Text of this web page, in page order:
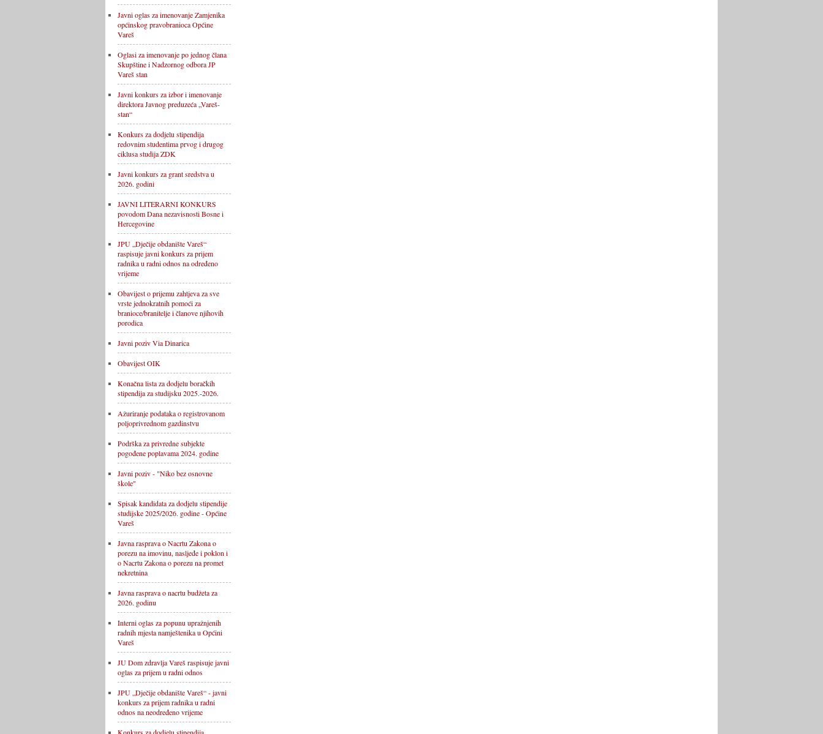
Javni oglas za imenovanje Zamjenika
općinskog pravobranioca Općine
Vareš
Oglasi za imenovanje po jednog člana
Skupštine i Nadzornog odbora JP
Vareš stan
Javni konkurs za izbor i imenovanje
direktora Javnog preduzeća „Vareš-
stan“
Konkurs za dodjelu stipendija
redovnim studentima prvog i drugog
ciklusa studija ZDK
Javni konkurs za grant sredstva u
2026. godini
JAVNI LITERARNI KONKURS
povodom Dana nezavisnosti Bosne i
Hercegovine
JPU „Dječije obdanište Vareš“
raspisuje javni konkurs za prijem
radnika u radni odnos na određeno
vrijeme
Obavijest o prijemu zahtjeva za sve
vrste jednokratnih pomoći za
branioce/branitelje i članove njihovih
porodica
Javni poziv Via Dinarica
Obavijest OIK
Konačna lista za dodjelu boračkih
stipendija za studijsku 2025.-2026.
Ažuriranje podataka o registrovanom
poljoprivrednom gazdinstvu
Podrška za privredne subjekte
pogođene poplavama 2024. godine
Javni poziv - "Niko bez osnovne
škole"
Spisak kandidata za dodjelu stipendije
studijske 2025/2026. godine - Općine
Vareš
Javna rasprava o Nacrtu Zakona o
porezu na imovinu, nasljeđe i poklon i
o Nacrtu Zakona o porezu na promet
nekretnina
Javna rasprava o nacrtu budžeta za
2026. godinu
Interni oglas za popunu upražnjenih
radnih mjesta namještenika u Općini
Vareš
JU Dom zdravlja Vareš raspisuje javni
oglas za prijem u radni odnos
JPU „Dječije obdanište Vareš“ - javni
konkurs za prijem radnika u radni
odnos na neodređeno vrijeme